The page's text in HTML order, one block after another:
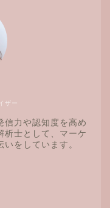
ザー
信力や認知度を高め
析士として、マーケ
をしています。